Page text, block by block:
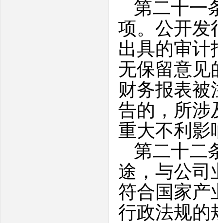
第二十一
项。公开发
出具的审计
无保留意见
财务报表被
告的，所涉
重大不利影
第二十二
途，与公司
符合国家产
行政法规的